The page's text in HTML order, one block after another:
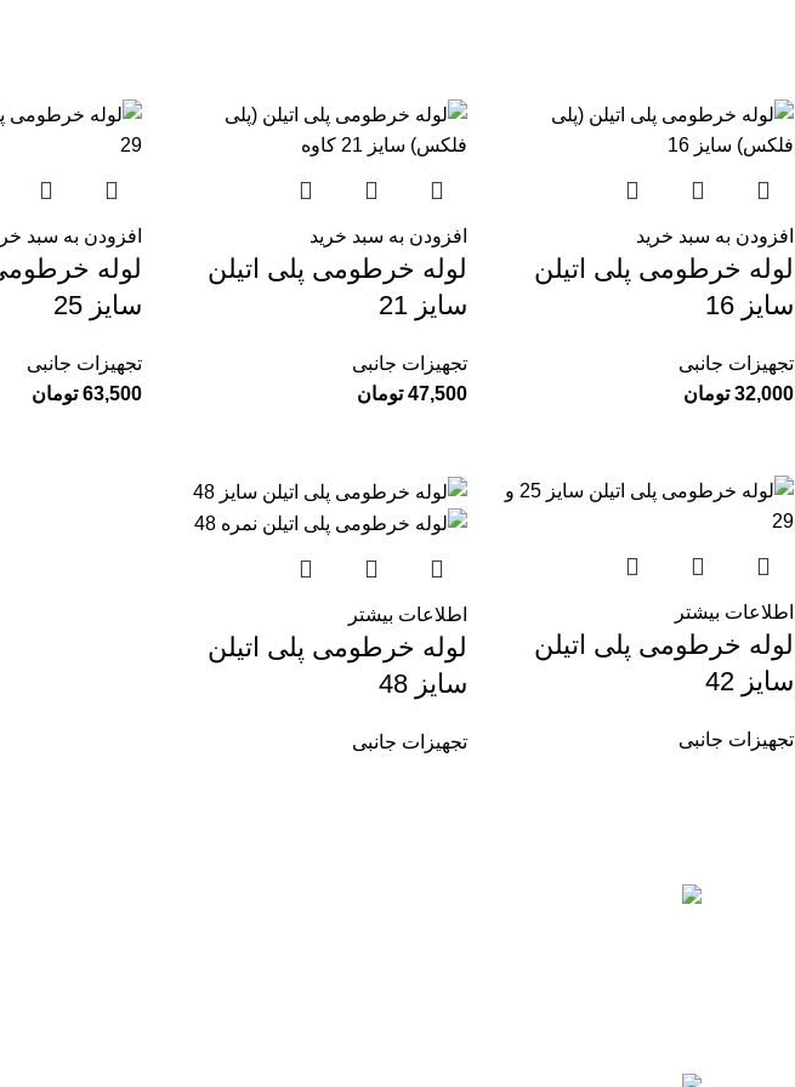
افزودن به سبد خرید
لوله خرطومی پلی اتیلن
سایز 16
تجهیزات جانبی
32,000 تومان
افزودن به سبد خرید
لوله خرطومی پلی اتیلن
سایز 21
تجهیزات جانبی
47,500 تومان
افزودن به سبد
لوله
سایز 25
تجهیزات جانبی
63,500 تومان
اطلاعات بیشتر
لوله خرطومی پلی اتیلن
سایز 42
تجهیزات جانبی
اطلاعات بیشتر
لوله خرطومی پلی اتیلن
سایز 48
تجهیزات جانبی